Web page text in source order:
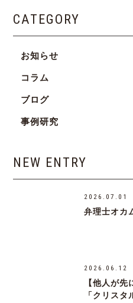
CATEGORY
お知らせ
コラム
ブログ
事例研究
NEW ENTRY
2026.07.01
弁理士オカ
2026.06.12
【他人が
「クリス